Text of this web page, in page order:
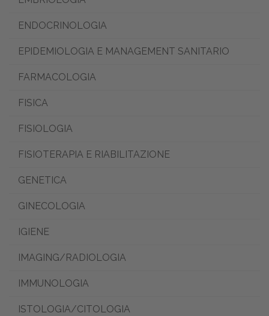
ENDOCRINOLOGIA
EPIDEMIOLOGIA E MANAGEMENT SANITARIO
FARMACOLOGIA
FISICA
FISIOLOGIA
FISIOTERAPIA E RIABILITAZIONE
GENETICA
GINECOLOGIA
IGIENE
IMAGING/RADIOLOGIA
IMMUNOLOGIA
ISTOLOGIA/CITOLOGIA